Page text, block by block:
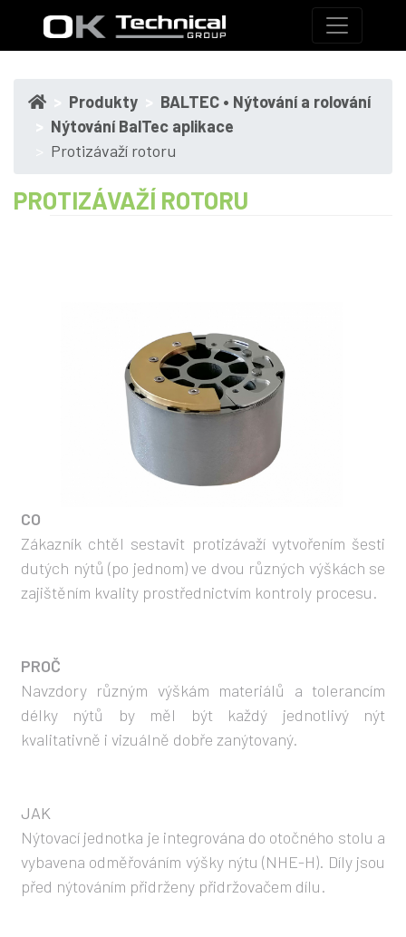
Produkty
BALTEC • Nýtování a rolování
Nýtování BalTec aplikace
Protizávaží rotoru
PROTIZÁVAŽÍ ROTORU
CO
Zákazník chtěl sestavit protizávaží vytvořením šesti
dutých nýtů (po jednom) ve dvou různých výškách se
zajištěním kvality prostřednictvím kontroly procesu.
PROČ
Navzdory různým výškám materiálů a tolerancím
délky nýtů by měl být každý jednotlivý nýt
kvalitativně i vizuálně dobře zanýtovaný.
JAK
Nýtovací jednotka je integrována do otočného stolu a
vybavena odměřováním výšky nýtu (NHE-H). Díly jsou
před nýtováním přidrženy přidržovačem dílu.